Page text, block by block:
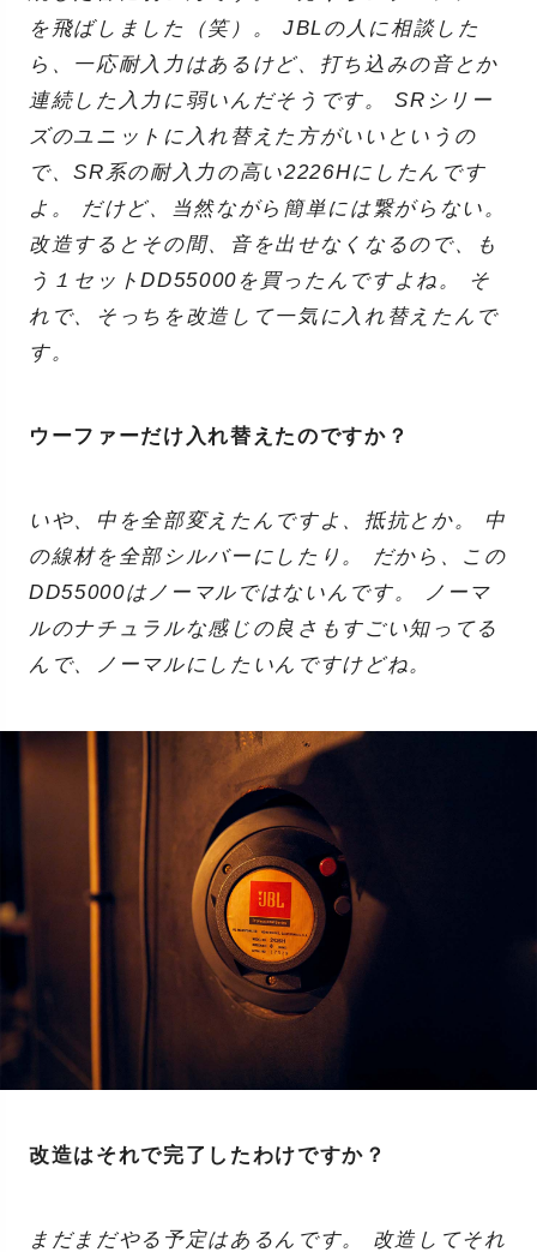
を飛ばしました（笑）。 JBLの人に相談した
ら、一応耐入力はあるけど、打ち込みの音とか
連続した入力に弱いんだそうです。 SRシリー
ズのユニットに入れ替えた方がいいというの
で、SR系の耐入力の高い2226Hにしたんです
よ。 だけど、当然ながら簡単には繋がらない。
改造するとその間、音を出せなくなるので、も
う１セットDD55000を買ったんですよね。 そ
れで、そっちを改造して一気に入れ替えたんで
す。
ウーファーだけ入れ替えたのですか？
いや、中を全部変えたんですよ、抵抗とか。 中
の線材を全部シルバーにしたり。 だから、この
DD55000はノーマルではないんです。 ノーマ
ルのナチュラルな感じの良さもすごい知ってる
んで、ノーマルにしたいんですけどね。
改造はそれで完了したわけですか？
まだまだやる予定はあるんです。 改造してそれ